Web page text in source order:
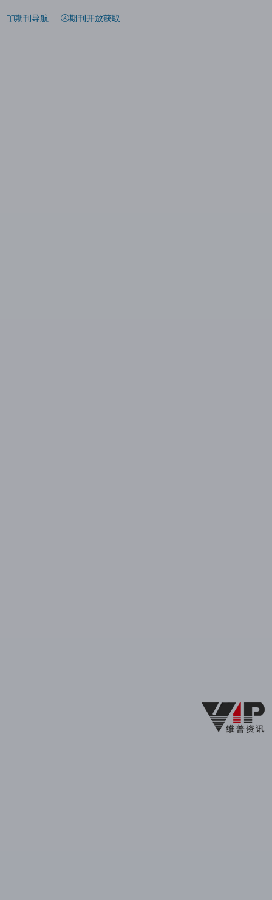
期刊导航 期刊开放获取